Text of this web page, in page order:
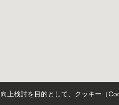
上検討を目的として、クッキー（